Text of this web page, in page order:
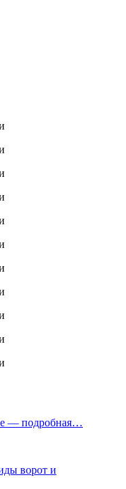
— подробная…
ворот и